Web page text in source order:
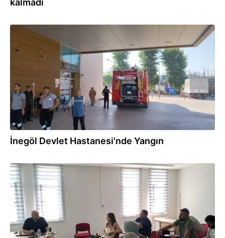
kalmadı
27.06.2026
İnegöl Devlet Hastanesi'nde Yangın
26.06.2026